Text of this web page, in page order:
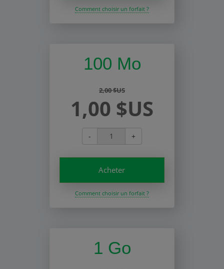
Comment choisir un forfait ?
100 Mo
2,00 $US
1,00 $US
- +
Acheter
Comment choisir un forfait ?
1 Go